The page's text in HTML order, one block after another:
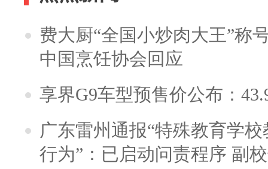
费大厨“全国小炒肉大王”称
中国烹饪协会回应
享界G9车型预售价公布：
广东雷州通报“特殊教育学
行为”：已启动问责程序 副